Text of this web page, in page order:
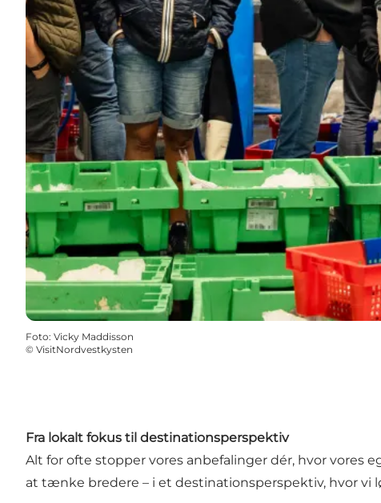
Foto: Vicky Maddisson
© VisitNordvestkysten
Fra lokalt fokus til destinationsperspektiv
Alt for ofte stopper vores anbefalinger dér, hvor vores
at tænke bredere – i et destinationsperspektiv, hvor vi